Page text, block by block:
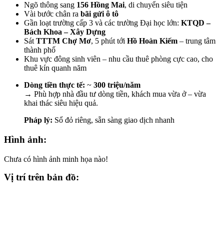
Ngõ thông sang 156 Hồng Mai, di chuyển siêu tiện
Vài bước chân ra bãi gửi ô tô
Gần loạt trường cấp 3 và các trường Đại học lớn: KTQD –
Bách Khoa – Xây Dựng
Sát TTTM Chợ Mơ, 5 phút tới Hồ Hoàn Kiếm – trung tâm
thành phố
Khu vực đông sinh viên – nhu cầu thuê phòng cực cao, cho
thuê kín quanh năm
Dòng tiền thực tế: ~ 300 triệu/năm
→ Phù hợp nhà đầu tư dòng tiền, khách mua vừa ở – vừa
khai thác siêu hiệu quả.
Pháp lý: Sổ đỏ riêng, sẵn sàng giao dịch nhanh
Hình ảnh:
Chưa có hình ảnh minh họa nào!
Vị trí trên bản đồ: